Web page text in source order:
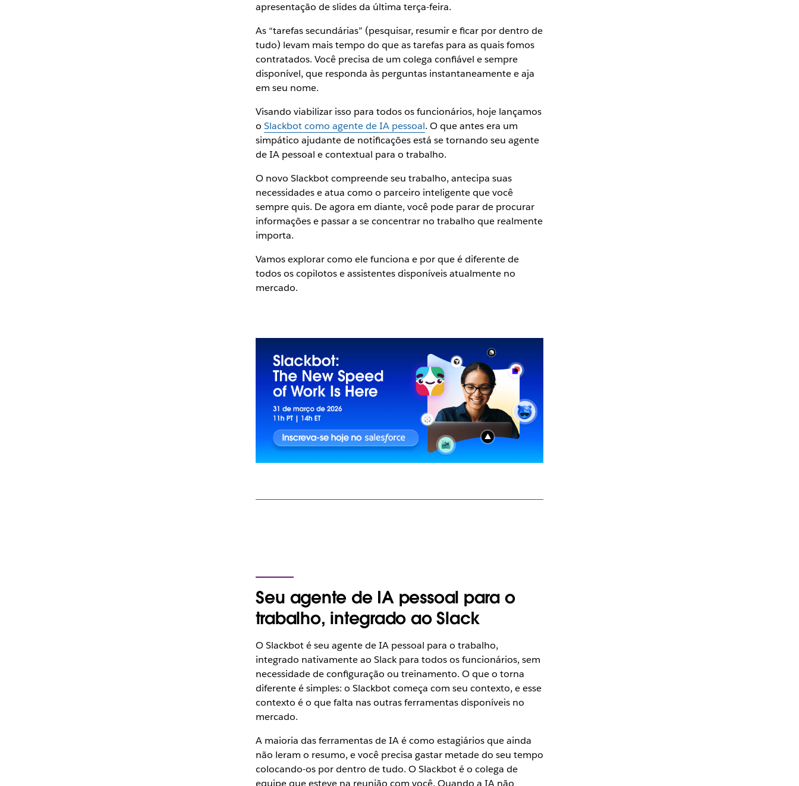
apresentação de slides da última terça-feira.
As “tarefas secundárias” (pesquisar, resumir e ficar por dentro de
tudo) levam mais tempo do que as tarefas para as quais fomos
contratados. Você precisa de um colega confiável e sempre
disponível, que responda às perguntas instantaneamente e aja
em seu nome.
Visando viabilizar isso para todos os funcionários, hoje lançamos
o Slackbot como agente de IA pessoal. O que antes era um
simpático ajudante de notificações está se tornando seu agente
de IA pessoal e contextual para o trabalho.
O novo Slackbot compreende seu trabalho, antecipa suas
necessidades e atua como o parceiro inteligente que você
sempre quis. De agora em diante, você pode parar de procurar
informações e passar a se concentrar no trabalho que realmente
importa.
Vamos explorar como ele funciona e por que é diferente de
todos os copilotos e assistentes disponíveis atualmente no
mercado.
Seu agente de IA pessoal para o
trabalho, integrado ao Slack
O Slackbot é seu agente de IA pessoal para o trabalho,
integrado nativamente ao Slack para todos os funcionários, sem
necessidade de configuração ou treinamento. O que o torna
diferente é simples: o Slackbot começa com seu contexto, e esse
contexto é o que falta nas outras ferramentas disponíveis no
mercado.
A maioria das ferramentas de IA é como estagiários que ainda
não leram o resumo, e você precisa gastar metade do seu tempo
colocando-os por dentro de tudo. O Slackbot é o colega de
equipe que esteve na reunião com você. Quando a IA não